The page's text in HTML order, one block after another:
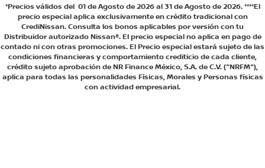
*Precios válidos del 01 de Agosto de 2026 al 31 de Agosto de 2026. ****El
precio especial aplica exclusivamente en crédito tradicional con
CrediNissan. Consulta los bonos aplicables por versión con tu
Distribuidor autorizado Nissan®. El precio especial no aplica en pago de
contado ni con otras promociones. El Precio especial estará sujeto de las
condiciones financieras y comportamiento crediticio de cada cliente,
crédito sujeto aprobación de NR Finance México, S.A. de C.V. ("NRFM"),
aplica para todas las personalidades Físicas, Morales y Personas físicas
con actividad empresarial.